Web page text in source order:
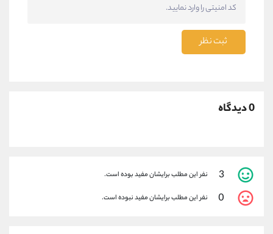
ثبت نظر
0 دیدگاه
3 نفر این مطلب برایشان مفید بوده است.
0 نفر این مطلب برایشان مفید نبوده است.